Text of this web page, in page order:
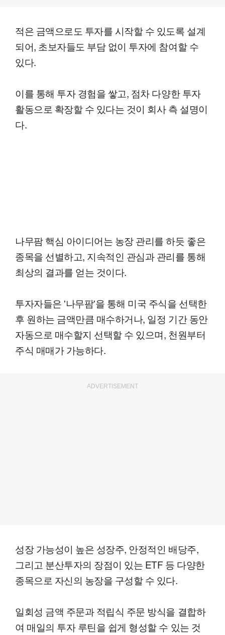
적은 금액으로도 투자를 시작할 수 있도록 설계
되어, 초보자들도 부담 없이 투자에 참여할 수
있다.
이를 통해 투자 경험을 쌓고, 점차 다양한 투자
활동으로 확장할 수 있다는 것이 회사 측 설명이
다.
나무팜 핵심 아이디어는 농장 관리를 하듯 좋은
종목을 선별하고, 지속적인 관심과 관리를 통해
최상의 결과를 얻는 것이다.
투자자들은 '나무팜'을 통해 미국 주식을 선택한
후 원하는 금액만큼 매수하거나, 일정 기간 동안
자동으로 매수할지 선택할 수 있으며, 천원부터
주식 매매가 가능하다.
ADVERTISEMENT
성장 가능성이 높은 성장주, 안정적인 배당주,
그리고 분산투자의 장점이 있는 ETF 등 다양한
종목으로 자신의 농장을 구성할 수 있다.
일회성 금액 주문과 적립식 주문 방식을 결합하
여 매일의 투자 루틴을 쉽게 형성할 수 있는 것